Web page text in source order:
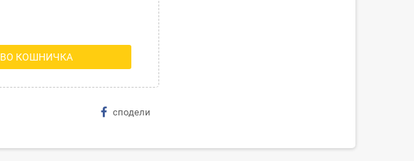
ВО КОШНИЧКА
сподели